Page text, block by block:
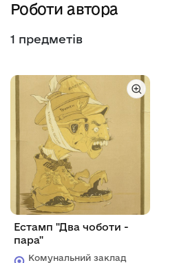
Роботи автора
1 предметів
Естамп "Два чоботи -
пара"
Комунальний заклад